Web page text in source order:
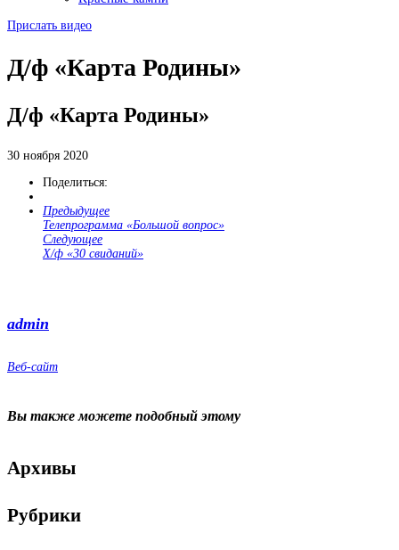
Прислать видео
Д/ф «Карта Родины»
Д/ф «Карта Родины»
30 ноября 2020
Поделиться:
Предыдущее
Телепрограмма «Большой вопрос»
Следующее
Х/ф «30 свиданий»
admin
Веб-сайт
Вы также можете подобный этому
Архивы
Рубрики